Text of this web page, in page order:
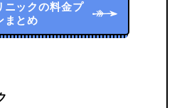
ニックの料金プ
まとめ